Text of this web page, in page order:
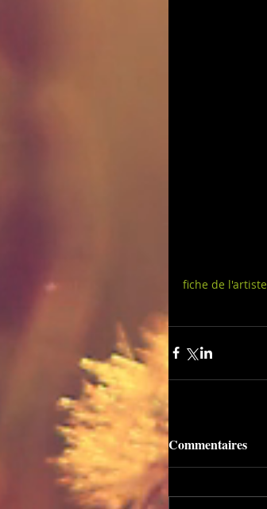
fiche de l'artiste
Commentaires